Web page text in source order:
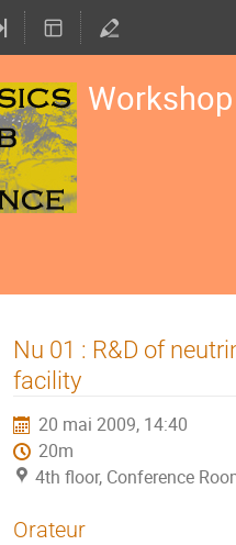
Workshop
Nu 01 : R&D of
facility
20 mai 2009, 14:40
20m
4th floor, Conference
Orateur